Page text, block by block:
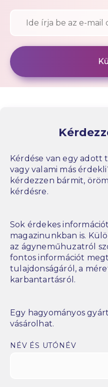
Kérdése van egy adott
vagy valami más
kérdezzen bármit,
kérdésre.
Sok érdekes
magazinunkban is.
az ágyneműhuzatról
fontos információt
tulajdonságáról, a
karbantartásról.
Egy hagyományos
vásárolhat.
NÉV ÉS UTÓNÉV